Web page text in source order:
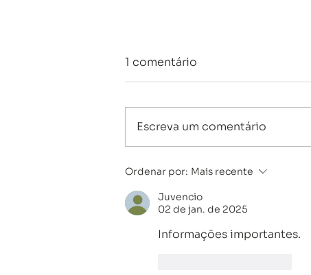
Crédito: Soluções
e Empresas
1 comentário
Escreva um comentário
Ordenar por: Mais recente
Juvencio
02 de jan. de 2025
Informações importantes.